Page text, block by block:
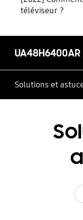
téléviseur ?
UA48H6400AR
Solutions et